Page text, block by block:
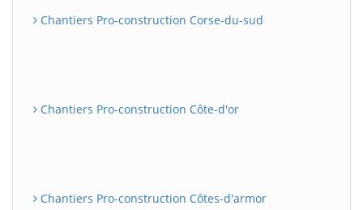
Chantiers Pro-construction Corse-du-sud
Chantiers Pro-construction Côte-d'or
Chantiers Pro-construction Côtes-d'armor